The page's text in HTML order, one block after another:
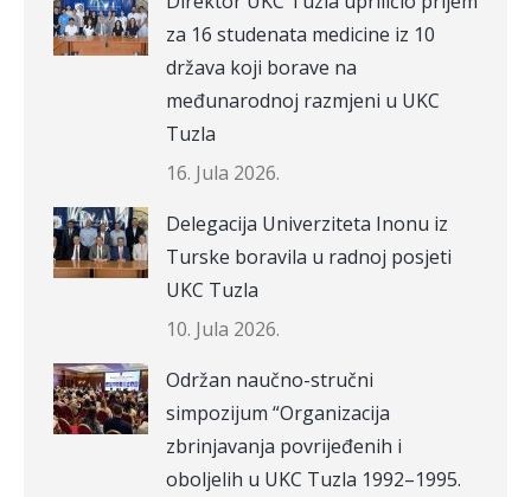
za 16 studenata medicine iz 10
država koji borave na
međunarodnoj razmjeni u UKC
Tuzla
16. Jula 2026.
Delegacija Univerziteta Inonu iz
Turske boravila u radnoj posjeti
UKC Tuzla
10. Jula 2026.
Održan naučno-stručni
simpozijum “Organizacija
zbrinjavanja povrijeđenih i
oboljelih u UKC Tuzla 1992–1995.